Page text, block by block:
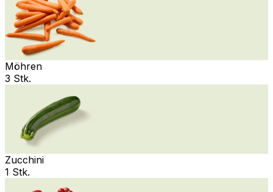
Möhren
3 Stk.
Zucchini
1 Stk.